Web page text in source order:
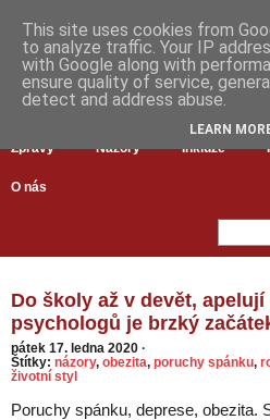
Zprávy Názory Inkluze
O nás
Do školy až v devět,
psychologů je brzký
pátek 17. ledna 2020 ·
Štítky: názory, obezita, poruchy spánku,
životní styl
Poruchy spánku, deprese, obezita.
This site uses cookies from
to analyze traffic. Your IP
with Google along with
ensure quality of service,
detect and address abuse.
LEARN